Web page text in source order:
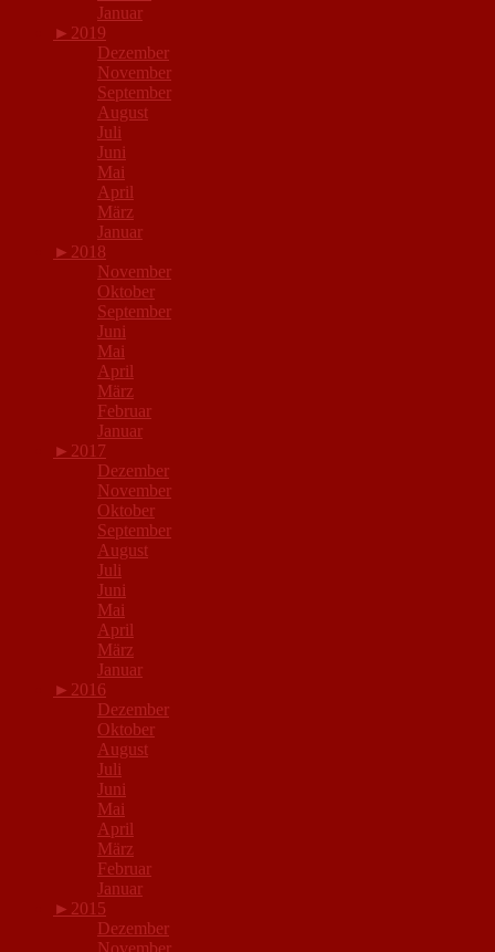
Januar
► 2019
Dezember
November
September
August
Juli
Juni
Mai
April
März
Januar
► 2018
November
Oktober
September
Juni
Mai
April
März
Februar
Januar
► 2017
Dezember
November
Oktober
September
August
Juli
Juni
Mai
April
März
Januar
► 2016
Dezember
Oktober
August
Juli
Juni
Mai
April
März
Februar
Januar
► 2015
Dezember
November